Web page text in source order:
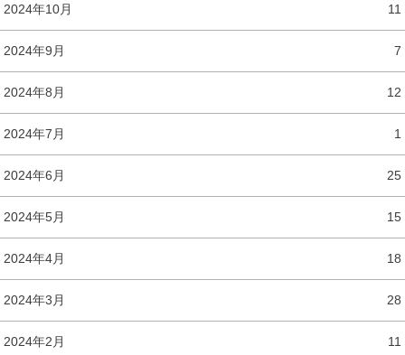
2024年10月 11
2024年9月 7
2024年8月 12
2024年7月 1
2024年6月 25
2024年5月 15
2024年4月 18
2024年3月 28
2024年2月 11